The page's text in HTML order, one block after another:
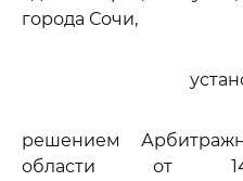
города Сочи,
решением
области от